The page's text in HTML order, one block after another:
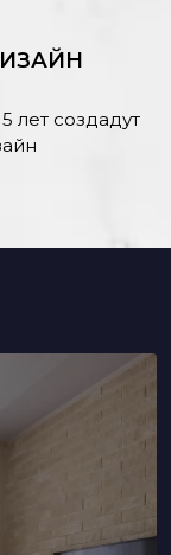
лет создадут